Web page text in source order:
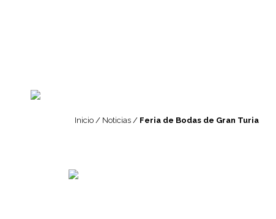
Inicio / Noticias / Feria de Bodas de Gran Turia